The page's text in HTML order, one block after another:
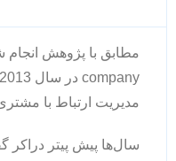
مدیریت ارتباط با
سال‌ها پیش پیتر دراکر